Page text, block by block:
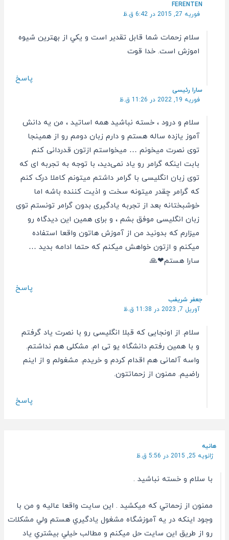
FERENTEN
فوریه 27, 2015 در 6:42 ق.ظ
سلام زحمات شما قابل تقدير است و يكي از بهترين شيوه
اموزش است. خدا قوت
پاسخ
سارا رئیسی
فوریه 19, 2022 در 11:26 ق.ظ
سلام و درود ، خسته نباشید همه اساتید ، من یه دانش
آموز یازده ساله هستم و دارم زبان دومم رو از همینجا
توی نصرت میخونم … میخواستم ازتون قدردانی کنم
بابت اینکه گرامر رو یاد نمی‌دید، با توجه به تجربه ای که
توی زبان انگلیسی با گرامر داشتم میتونم کاملا درک کنم
که گرامر چقدر میتونه سخت و اذیت کننده باشه اما
خوشبختانه بعد از تجربه یادگیری بدون گرامر تونستم توی
زبان انگلیسی موفق بشم ، و برای همین این دیدگاه رو
میزارم که بدونید من از آموزش هاتون واقعا استفاده
میکنم و ازتون خواهش میکنم که حتما ادامه بدید …
سارا هستم❤🙏
پاسخ
جعفر شریفب
آوریل 7, 2023 در 11:38 ق.ظ
سلام. از اونجایی که قبلا انگلیسی رو با نصرت یاد گرفتم
و با همین رفتم دانشگاه یو تی ام. مشکلی هم نداشتم.
واسه آلمانی هم اقدام کردم و خریدم. مشغولم و از اینم
راضیم. ممنون از زحماتتون.
پاسخ
هانيه
ژانویه 25, 2015 در 5:56 ق.ظ
با سلام و خسته نباشيد .
ممنون از زحماتي كه ميكشيد . اين سايت واقعا عاليه و من با
وجود اينكه در يه آموزشگاه مشغول يادگيري هستم ولي مشكلات
رو از طريق اين سايت حل ميكنم و مطالب خيلي بيشتري ياد